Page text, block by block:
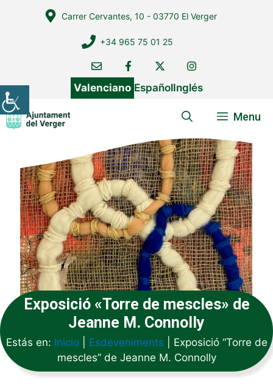
Carrer Cervantes, 10 - 03770 El Verger
+34 965 75 01 25
Valenciano EspañolInglés
Menu
Exposició «Torre de mescles» de
Jeanne M. Connolly
Estás en: Inicio| Esdeveniments
Exposició “Torre de
mescles” de Jeanne M. Connolly